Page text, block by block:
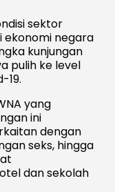
sektor
ekonomi negara
kunjungan
pulih ke level
19.
yang
ini
dengan
seks, hingga
dan sekolah